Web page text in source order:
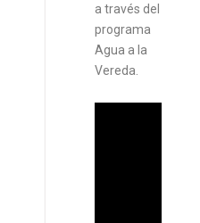
a través del
programa
Agua a la
Vereda.